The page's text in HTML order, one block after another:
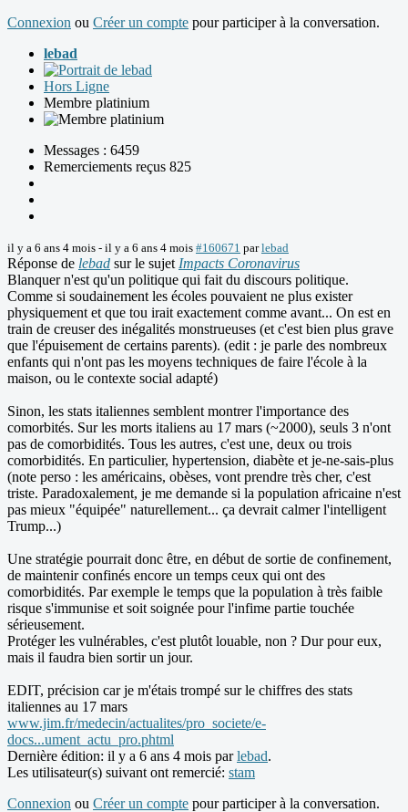
Connexion ou Créer un compte pour participer à la conversation.
lebad
Hors Ligne
Membre platinium
Messages : 6459
Remerciements reçus 825
il y a 6 ans 4 mois - il y a 6 ans 4 mois #160671 parlebad
Réponse de lebad sur le sujet Impacts Coronavirus
Blanquer n'est qu'un politique qui fait du discours politique.
Comme si soudainement les écoles pouvaient ne plus exister
physiquement et que tou irait exactement comme avant... On est en
train de creuser des inégalités monstrueuses (et c'est bien plus grave
que l'épuisement de certains parents). (edit : je parle des nombreux
enfants qui n'ont pas les moyens techniques de faire l'école à la
maison, ou le contexte social adapté)
Sinon, les stats italiennes semblent montrer l'importance des
comorbités. Sur les morts italiens au 17 mars (~2000), seuls 3 n'ont
pas de comorbidités. Tous les autres, c'est une, deux ou trois
comorbidités. En particulier, hypertension, diabète et je-ne-sais-plus
(note perso : les américains, obèses, vont prendre très cher, c'est
triste. Paradoxalement, je me demande si la population africaine n'est
pas mieux "équipée" naturellement... ça devrait calmer l'intelligent
Trump...)
Une stratégie pourrait donc être, en début de sortie de confinement,
de maintenir confinés encore un temps ceux qui ont des
comorbidités. Par exemple le temps que la population à très faible
risque s'immunise et soit soignée pour l'infime partie touchée
sérieusement.
Protéger les vulnérables, c'est plutôt louable, non ? Dur pour eux,
mais il faudra bien sortir un jour.
EDIT, précision car je m'étais trompé sur le chiffres des stats
italiennes au 17 mars
www.jim.fr/medecin/actualites/pro_societe/e-
docs...ument_actu_pro.phtml
Dernière édition: il y a 6 ans 4 mois parlebad.
Les utilisateur(s) suivant ont remercié: stam
Connexion ou Créer un compte pour participer à la conversation.